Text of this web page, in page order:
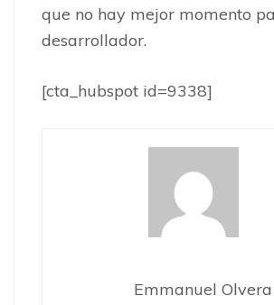
que no hay mejor momento
desarrollador.
[cta_hubspot id=9338]
Emmanuel Olvera